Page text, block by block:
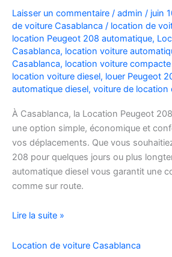
Laisser un commentaire / admin / juin
de voiture Casablanca / location de
location Peugeot 208 automatique,
Casablanca, location voiture
Casablanca, location voiture
location voiture diesel, louer Peugeot
automatique diesel, voiture de location
À Casablanca, la Location Peugeot
une option simple, économique et
vos déplacements. Que vous
208 pour quelques jours ou plus
automatique diesel vous garantit une
comme sur route.
Location
208
Lire la suite »
Location de voiture Casablanca